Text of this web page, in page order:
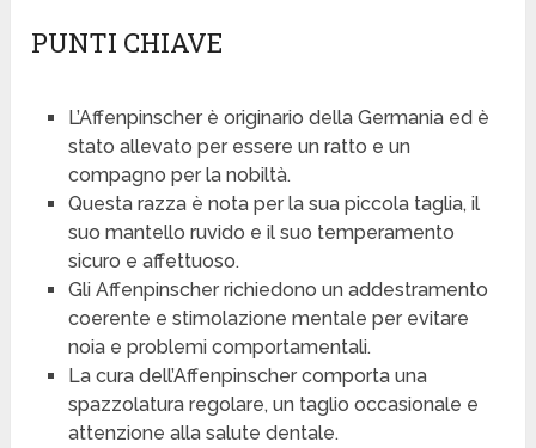
PUNTI CHIAVE
L’Affenpinscher è originario della Germania ed è
stato allevato per essere un ratto e un
compagno per la nobiltà.
Questa razza è nota per la sua piccola taglia, il
suo mantello ruvido e il suo temperamento
sicuro e affettuoso.
Gli Affenpinscher richiedono un addestramento
coerente e stimolazione mentale per evitare
noia e problemi comportamentali.
La cura dell’Affenpinscher comporta una
spazzolatura regolare, un taglio occasionale e
attenzione alla salute dentale.